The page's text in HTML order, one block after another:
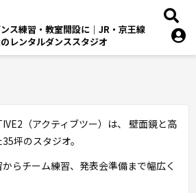
ス練習・教室開設に｜JR・京王線
レンタルダンススタジオ
（アクティブツー）は、 壁面鏡と高
坪のスタジオ。
らチーム練習、発表会準備まで幅広く